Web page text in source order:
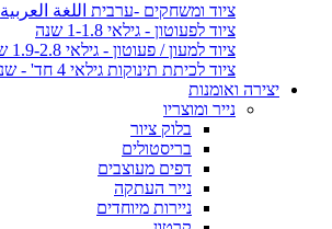
ציוד ומשחקים -ערבית اللغة العربية
ציוד לפעוטון - גילאי 1-1.8 שנה
ציוד למעון / פעוטון - גילאי 1.9-2.8 שנה
ציוד לכיתת תינוקות גילאי 4 חד' - שנה
יצירה ואומנות
נייר ומוצריו
בלוק ציור
בריסטולים
דפים מעוצבים
נייר העתקה
ניירות מיוחדים